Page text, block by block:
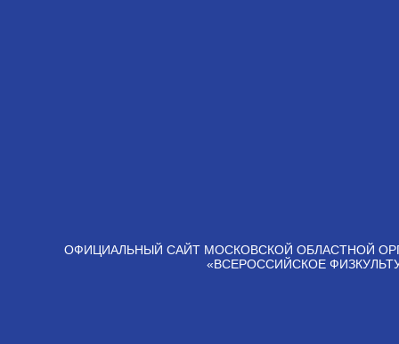
ОФИЦИАЛЬНЫЙ САЙТ МОСКОВСКОЙ ОБЛАСТНОЙ
«ВСЕРОССИЙСКОЕ